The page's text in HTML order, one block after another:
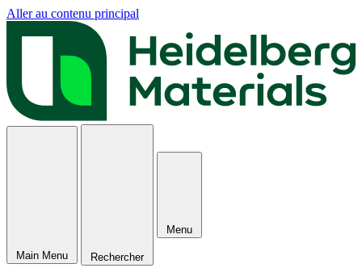
Aller au contenu principal
Main Menu Rechercher
Menu